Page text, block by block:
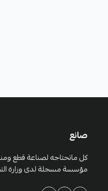
صانع
كل ماتحتاجه لصناعة قطع
مؤسسة مسجلة لدى وزارة التجارة